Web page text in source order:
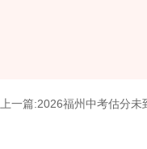
上一篇:2026福州中考估分